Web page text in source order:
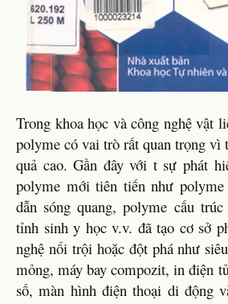
Trong khoa học và công nghệ vật
polyme có vai trò rất quan trọng vì
quả cao. Gần đây với t sự phát
polyme mới tiên tiến như polyme
dẫn sóng quang, polyme cấu
tỉnh sinh y học v.v. đã tạo cơ sở
nghệ nổi trội hoặc đột phá như
mỏng, máy bay compozit, in điện
số, màn hình điện thoại di động